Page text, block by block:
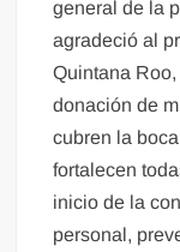
general de la
agradeció al
Quintana
donación de
cubren la
fortalecen
inicio de la
personal,